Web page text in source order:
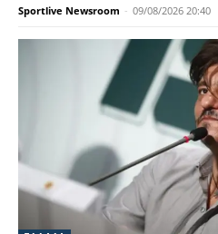
Sportlive Newsroom - 09/08/2026 20:40